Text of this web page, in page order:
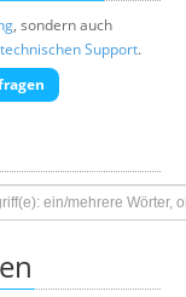
, sondern auch
technischen Support.